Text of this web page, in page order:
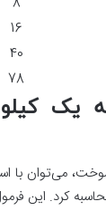
16
40
78
یک
می‌توان با
کرد. این